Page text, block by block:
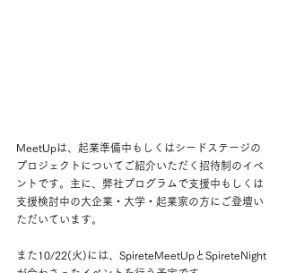
MeetUpは、起業準備中もしくはシードステージの
プロジェクトについてご紹介いただく招待制のイベ
ントです。主に、弊社プログラムで支援中もしくは
支援検討中の大企業・大学・起業家の方にご登壇い
ただいています。
また10/22(火)には、SpireteMeetUpとSpireteNight